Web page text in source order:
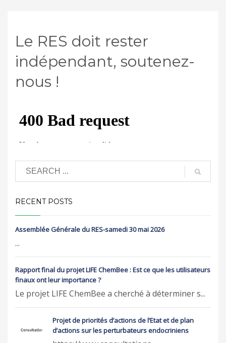
Le RES doit rester
indépendant, soutenez-
nous !
RECENT POSTS
Assemblée Générale du RES-samedi 30 mai 2026
...
Rapport final du projet LIFE ChemBee : Est ce que les utilisateurs
finaux ont leur importance ?
Le projet LIFE ChemBee a cherché à déterminer s...
Projet de priorités d’actions de l’Etat et de plan
d’actions sur les perturbateurs endocriniens